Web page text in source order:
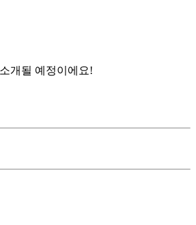
개될 예정이에요!